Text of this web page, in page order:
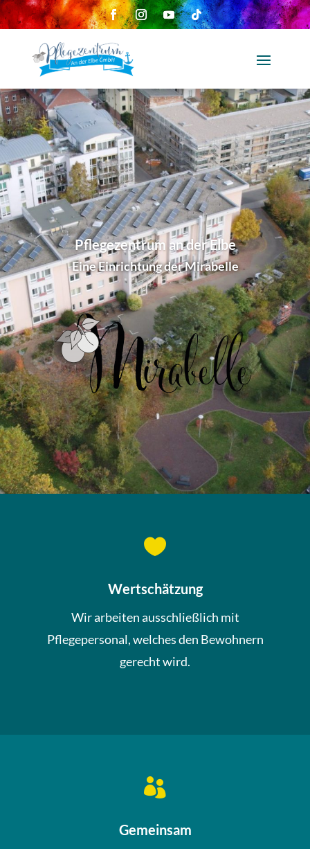
Pflegezentrum an der Elbe
Eine Einrichtung der Mirabelle

Wertschätzung
Wir arbeiten ausschließlich mit
Pflegepersonal, welches den Bewohnern
gerecht wird.

Gemeinsam